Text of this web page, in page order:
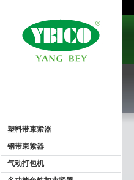
塑料带束紧器
钢带束紧器
气动打包机